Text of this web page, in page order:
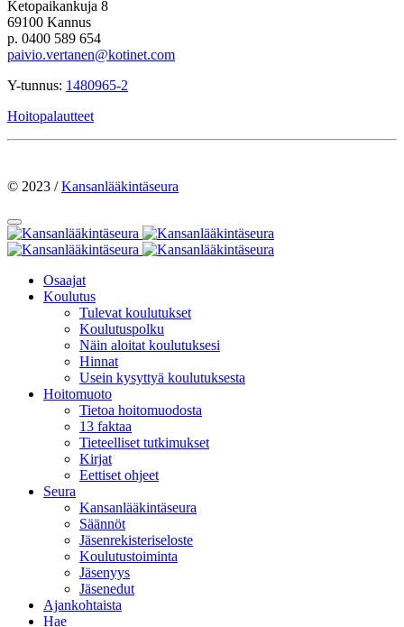
Ketopaikankuja 8
69100 Kannus
p. 0400 589 654
paivio.vertanen@kotinet.com
Y-tunnus: 1480965-2
Hoitopalautteet
© 2023 /Kansanlääkintäseura
Osaajat
Koulutus
Tulevat koulutukset
Koulutuspolku
Näin aloitat koulutuksesi
Hinnat
Usein kysyttyä koulutuksesta
Hoitomuoto
Tietoa hoitomuodosta
13 faktaa
Tieteelliset tutkimukset
Kirjat
Eettiset ohjeet
Seura
Kansanlääkintäseura
Säännöt
Jäsenrekisteriseloste
Koulutustoiminta
Jäsenyys
Jäsenedut
Ajankohtaista
Hae